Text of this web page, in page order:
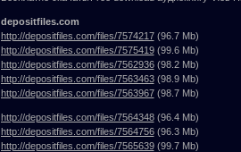
depositfiles.com
http://depositfiles.com/files/7574217(96.7 Mb)
http://depositfiles.com/files/7575419(99.6 Mb)
http://depositfiles.com/files/7562936(98.2 Mb)
http://depositfiles.com/files/7563463(98.9 Mb)
http://depositfiles.com/files/7563967(98.7 Mb)
http://depositfiles.com/files/7564348(96.4 Mb)
http://depositfiles.com/files/7564756(96.3 Mb)
http://depositfiles.com/files/7565639(99.7 Mb)